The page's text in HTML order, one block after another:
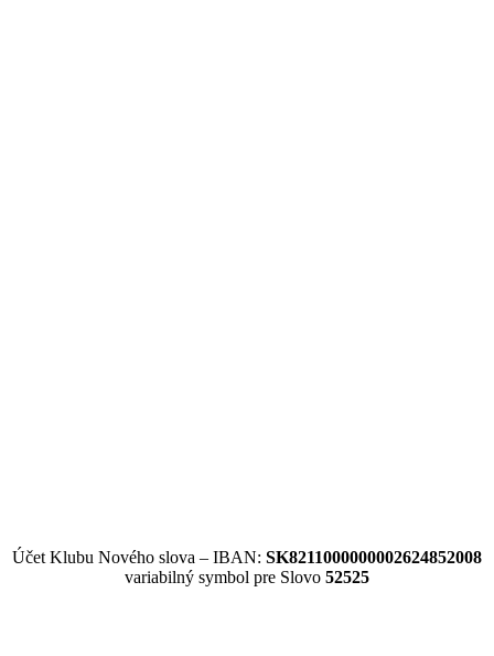
Účet Klubu Nového slova – IBAN: SK8211000000002624852008
variabilný symbol pre Slovo 52525